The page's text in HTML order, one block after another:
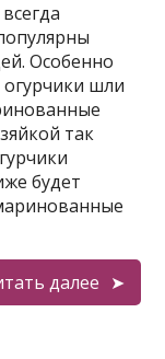
Особенно
шли
так
будет
далее